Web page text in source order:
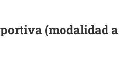
(modalidad a